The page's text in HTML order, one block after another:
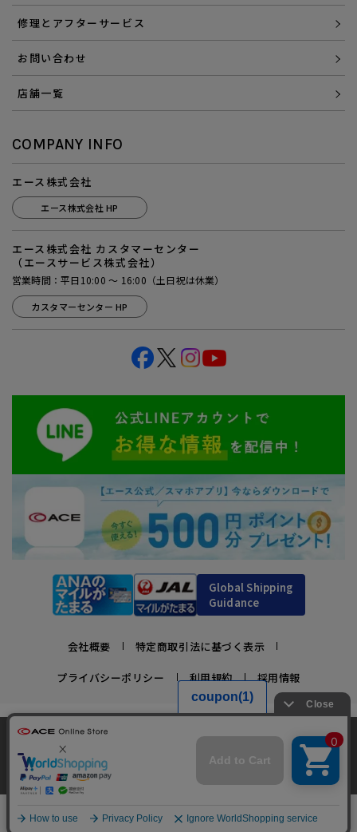
修理とアフターサービス
お問い合わせ
店舗一覧
COMPANY INFO
エース株式会社
エース株式会社 HP
エース株式会社 カスタマーセンター
（エースサービス株式会社）
営業時間：平日10:00 ～ 16:00（土日祝は休業）
カスタマーセンター HP
Global Shipping
Guidance
会社概要 特定商取引法に基づく表示
プライバシーポリシー 利用規約 採用情報
かばんの総合メーカー、エース公式サイト
スーツケースビジネスバッグ直営店ならではの豊富なラインナップでご紹介！
充実のアフターサービス・豊富な品揃え・安心のメーカー直営ストア
Copyright © ACE Co., Ltd. All rights reserved.
￥25,300 カートに入れる
当サイトでは、サイトの利便性向上のため、クッ
キー(Cookie)を使用しています。クッキーについ
て詳細はこちら
承諾する